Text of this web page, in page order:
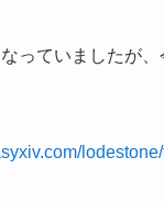
っていましたが